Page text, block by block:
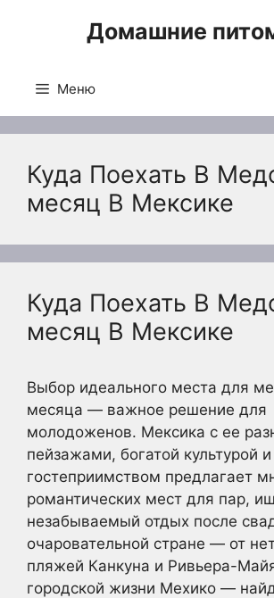
Домашние
Меню
Куда Поехать В
месяц В Мексике
Куда Поехать В
месяц В Мексике
Выбор идеального места для
месяца — важное решение для
молодоженов. Мексика с ее
пейзажами, богатой культурой
гостеприимством предлагает
романтических мест для пар,
незабываемый отдых после
очаровательной стране — от
пляжей Канкуна и Ривьера-
городской жизни Мехико —